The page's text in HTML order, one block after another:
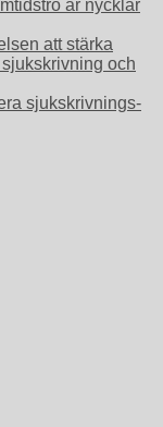
är nycklar
att stärka
och
sjukskrivnings-